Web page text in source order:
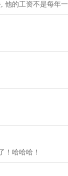
他的工资不是每年
！哈哈哈！